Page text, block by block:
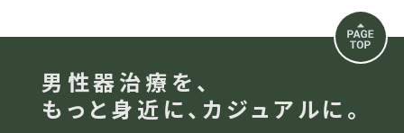
男性器治療を、
もっと身近に、カジュアルに。